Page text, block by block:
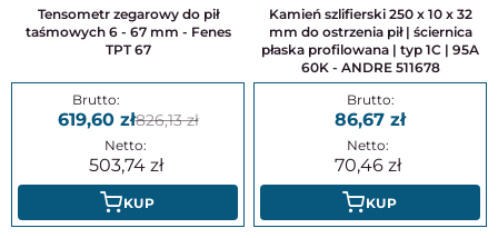
Tensometr zegarowy do pił
taśmowych 6 - 67 mm - Fenes
TPT 67
619,60 826,13
503,74
KUP
Kamień szlifierski 250 x 10 x 32
mm do ostrzenia pił | ściernica
płaska profilowana | typ 1C | 95A
60K - ANDRE 511678
86,67
70,46
KUP